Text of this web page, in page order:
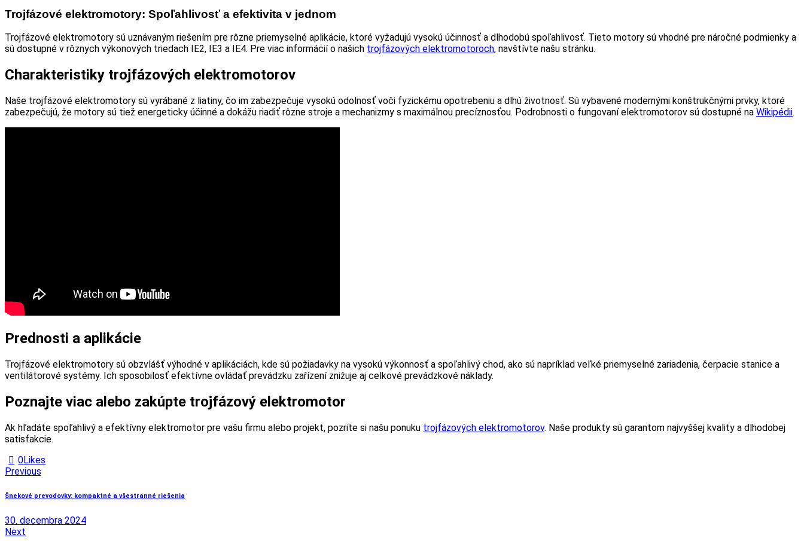
Trojfázové elektromotory: Spoľahlivosť a efektivita v jednom
Trojfázové elektromotory sú uznávaným riešením pre rôzne priemyselné aplikácie, ktoré vyžadujú vysokú účinnosť a dlhodobú spoľahlivosť. Tieto motory sú vhodné pre náročné podmienky a
sú dostupné v rôznych výkonových triedach IE2, IE3 a IE4. Pre viac informácií o našich trojfázových elektromotoroch, navštívte našu stránku.
Charakteristiky trojfázových elektromotorov
Naše trojfázové elektromotory sú vyrábané z liatiny, čo im zabezpečuje vysokú odolnosť voči fyzickému opotrebeniu a dlhú životnosť. Sú vybavené modernými konštrukčnými prvky, ktoré
zabezpečujú, že motory sú tiež energeticky účinné a dokážu riadiť rôzne stroje a mechanizmy s maximálnou precíznosťou. Podrobnosti o fungovaní elektromotorov sú dostupné na Wikipédii.
Prednosti a aplikácie
Trojfázové elektromotory sú obzvlášť výhodné v aplikáciách, kde sú požiadavky na vysokú výkonnosť a spoľahlivý chod, ako sú napríklad veľké priemyselné zariadenia, čerpacie stanice a
ventilátorové systémy. Ich sposobilosť efektívne ovládať prevádzku zařízení znižuje aj celkové prevádzkové náklady.
Poznajte viac alebo zakúpte trojfázový elektromotor
Ak hľadáte spoľahlivý a efektívny elektromotor pre vašu firmu alebo projekt, pozrite si našu ponuku trojfázových elektromotorov. Naše produkty sú garantom najvyššej kvality a dlhodobej
satisfakcie.
0Likes
Navigácia
v
Previous
Šnekové prevodovky: kompaktné a všestranné riešenia
30. decembra 2024
Next